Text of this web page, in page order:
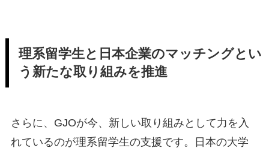
理系留学生と日本企業のマッチングとい
う新たな取り組みを推進
さらに、GJOが今、新しい取り組みとして力を入
れているのが理系留学生の支援です。日本の大学